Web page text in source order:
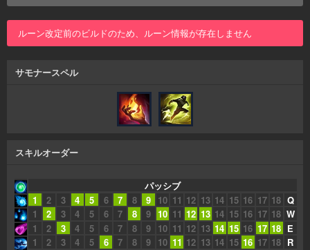
ルーン改定前のビルドのため、ルーン情報が存在しません
サモナースペル
スキルオーダー
パッシブ
1
2 3 4 5 6 7 8 9 10 11 12 13 14 15 16 17 18 Q
1
2 3 4 5 6 7 8 9 10 11 12 13 14 15 16 17 18 W
1
2 3 4 5 6 7 8 9 10 11 12 13 14 15 16 17 18 E
1
2 3 4 5 6 7 8 9 10 11 12 13 14 15 16 17 18 R